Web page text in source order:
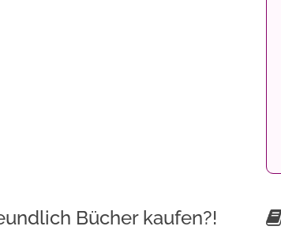
Bücher kaufen?!